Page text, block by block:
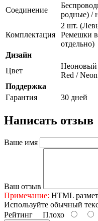
Соединение
родные) /
Комплектация
2 шт.
Ремешки
отдельно)
Дизайн
Цвет
Неоновый
Red /
Поддержка
Гарантия
30 дней
Написать отзыв
Ваше имя
Ваш отзыв
Примечание: HTML
Используйте обычный
Рейтинг Плохо